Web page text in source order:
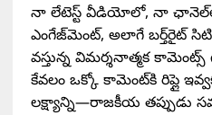
నా లేటెస్ట్ వీడియోలో, నా
ఎంగేజ్‌మెంట్, అలాగే బర్త్‌రైట్
వస్తున్న విమర్శనాత్మక
కేవలం ఒక్కో కామెంట్‌కి రిప్లై
లక్ష్యాన్ని—రాజకీయ తప్పుడు